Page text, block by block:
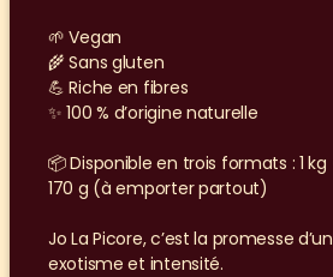
🌱 Vegan
🌾 Sans gluten
💪 Riche en fibres
✨ 100 % d’origine naturelle
📦 Disponible en trois formats : 1
170 g (à emporter partout)
Jo La Picore, c’est la promesse
exotisme et intensité.